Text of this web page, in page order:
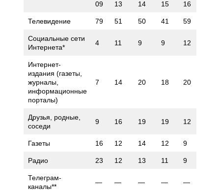
09
13
14
15
16
Телевидение 79 51 50 41 59
Социальные сети
Интернета*
4 11 9 9 12
Интернет-
издания (газеты,
журналы,
информационные
порталы)
7 14 20 18 20
Друзья, родные,
соседи
9 16 19 19 12
Газеты 16 12 14 12 9
Радио 23 12 13 11 9
Телеграм-
каналы**
— — — — —